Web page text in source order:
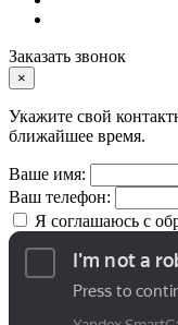
Заказать звонок
×
Укажите свой
ближайшее время.
Ваше имя:
Ваш телефон:
Я соглашаюсь с